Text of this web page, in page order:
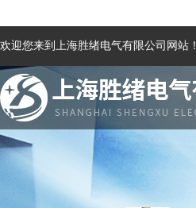
欢迎您来到上海胜绪电气有限公司网站！